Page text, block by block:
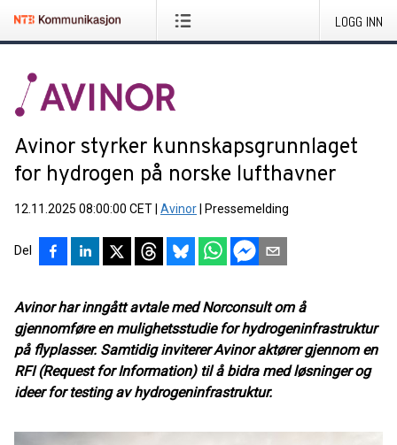
LOGG INN
Avinor styrker kunnskapsgrunnlaget
for hydrogen på norske lufthavner
12.11.2025 08:00:00 CET Avinor Pressemelding
Del
Avinor har inngått avtale med Norconsult om å
gjennomføre en mulighetsstudie for hydrogeninfrastruktur
på flyplasser. Samtidig inviterer Avinor aktører gjennom en
RFI (Request for Information) til å bidra med løsninger og
ideer for testing av hydrogeninfrastruktur.